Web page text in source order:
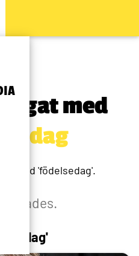
med
med 'födelsedag'.
hittades.